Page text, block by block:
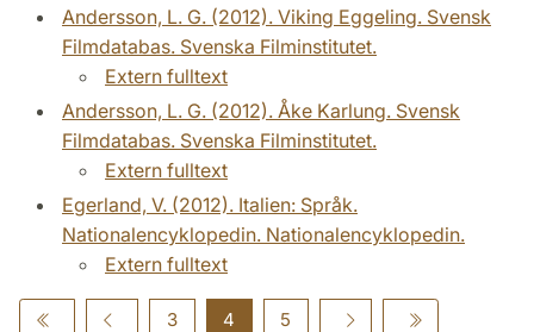
Andersson, L. G. (2012). Viking Eggeling. Svensk
Filmdatabas. Svenska Filminstitutet.
Extern fulltext
Andersson, L. G. (2012). Åke Karlung. Svensk
Filmdatabas. Svenska Filminstitutet.
Extern fulltext
Egerland, V. (2012). Italien: Språk.
Nationalencyklopedin. Nationalencyklopedin.
Extern fulltext
3 4 5